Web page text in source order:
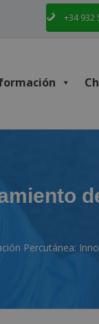
+34 932
Percutánea: